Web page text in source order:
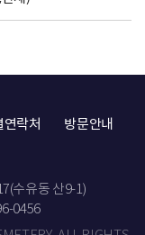
락처
방문안내
수유동 산9-1)
0456